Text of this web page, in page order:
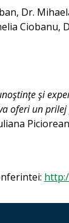
Dr.
Ciobanu,
şi
oferi un